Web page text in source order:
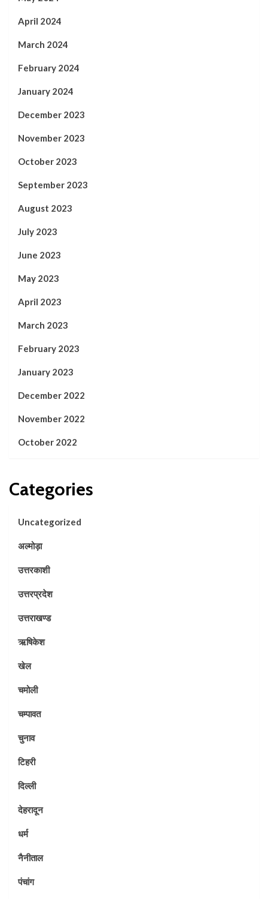
April 2024
March 2024
February 2024
January 2024
December 2023
November 2023
October 2023
September 2023
August 2023
July 2023
June 2023
May 2023
April 2023
March 2023
February 2023
January 2023
December 2022
November 2022
October 2022
Categories
Uncategorized
अल्मोड़ा
उत्तरकाशी
उत्तरप्रदेश
उत्तराखण्ड
ऋषिकेश
खेल
चमोली
चम्पावत
चुनाव
टिहरी
दिल्ली
देहरादून
धर्म
नैनीताल
पंचांग